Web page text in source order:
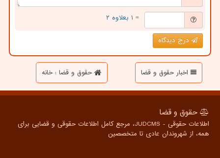
= ۱ بعلاوه ۲
درج دیدگاه
اخبار حقوق و قضا حقوق و قضا : خانه
حقوق و قضا
اطلاعات حقوقی - JUDCMS، مرجع کامل اطلاعات حقوقی و قضایی برای
همه، از شهروندان عادی تا متخصصین